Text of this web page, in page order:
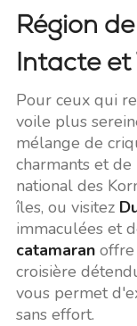
Région
Intacte et
Pour ceux qui
voile plus
mélange de
charmants et
national des
îles, ou visitez
immaculées et
catamaranoffre
croisière
vous permet
sans effort.